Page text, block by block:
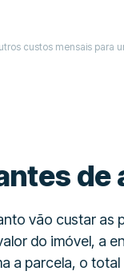
custos mensais para
de
vão custar as
do imóvel, a
a parcela, o